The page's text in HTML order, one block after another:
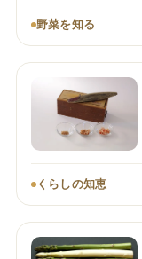
野菜を知る
くらしの知恵